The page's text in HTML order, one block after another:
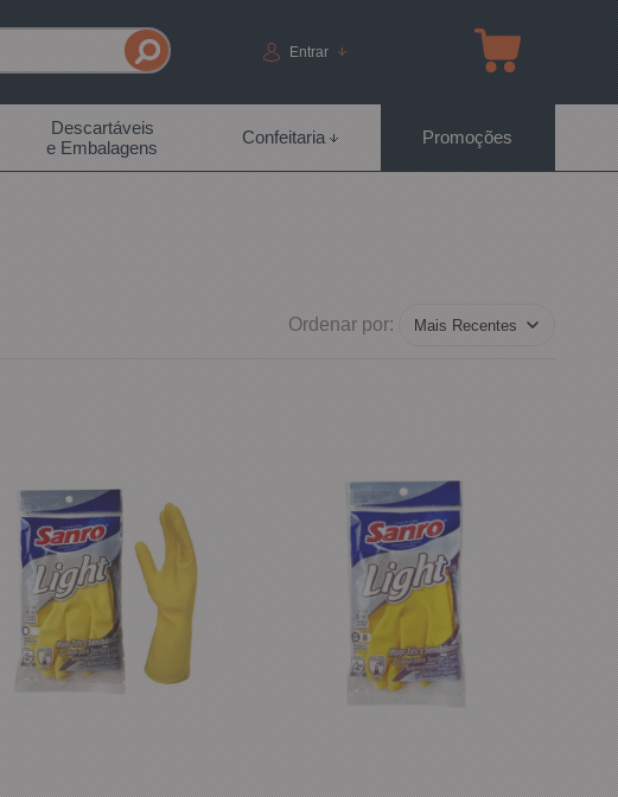
Entrar
Descartáveis
e Embalagens
Confeitaria Promoções
Ordenar por: